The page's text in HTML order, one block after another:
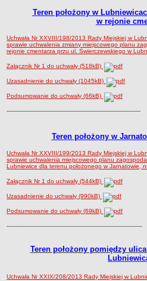
Energia elektryczna
Rozkłady jazdy autobusów
Wodociągi - ocena jakości wody
Ogłoszenia o konkursach
URZĄD MIEJSKI
Dane adresowe
Sekretarz Gminy
Informacja turystyczna
Regulamin i schemat organizacyjny
Oświadczenia majątkowe
Teren położony w
w rejonie
Uchwała Nr XXVIII/198/2013 Rady Miejskiej w
sprawie uchwalenia zmiany miejscowego planu
rejonie cmentarza przu ul. Świerczewskiego w
Załącznik Nr 1 do uchwały (518kB)
Uzasadnienie do uchwały (1045kB)
Podsumowanie do uchwały (66kB)
---------------------------------------------------------------------------
Teren położony w
Uchwała Nr XXVIII/199/2013 Rady Miejskiej w
sprawie uchwalenia miejscowego planu
Lubniewice dla terenu położonego w Jarnatowie,
Załącznik Nr 1 do uchwały (544kB)
Uzasadnienie do uchwały (990kB)
Podsumowanie do uchwały (69kB)
----------------------------------------------------------------------------
Teren położony pomiędzy
Uchwała Nr XXIX/208/2013 Rady Miejskiej w